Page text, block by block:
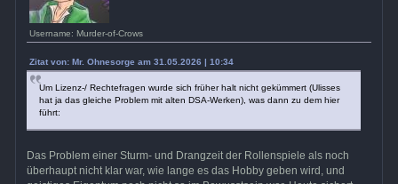
Username: Murder-of-Crows
Zitat von: Mr. Ohnesorge am 31.05.2026 | 10:34
Um Lizenz-/ Rechtefragen wurde sich früher halt nicht gekümmert (Ulisses
hat ja das gleiche Problem mit alten DSA-Werken), was dann zu dem hier
führt:
Das Problem einer Sturm- und Drangzeit der Rollenspiele als noch
überhaupt nicht klar war, wie lange es das Hobby geben wird, und